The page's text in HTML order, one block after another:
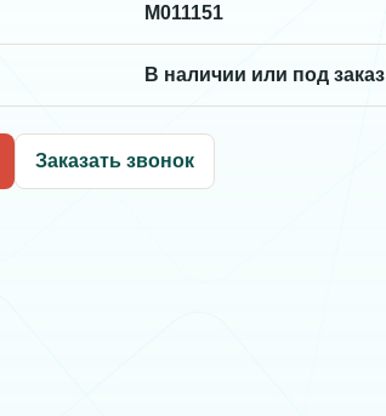
M011151
В наличии или под заказ
Заказать звонок